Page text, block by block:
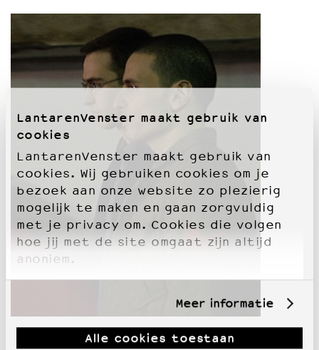
LantarenVenster maakt gebruik van
cookies
LantarenVenster maakt gebruik van
cookies. Wij gebruiken cookies om je
bezoek aan onze website zo plezierig
mogelijk te maken en gaan zorgvuldig
met je privacy om. Cookies die volgen
hoe jij met de site omgaat zijn altijd
anoniem.
Meer informatie
Alle cookies toestaan
Partners
Privacyverklaring
Integriteits- en gedragscode
Duurzaamheid
Ruimte voor artistieke vrijheid – VNPF